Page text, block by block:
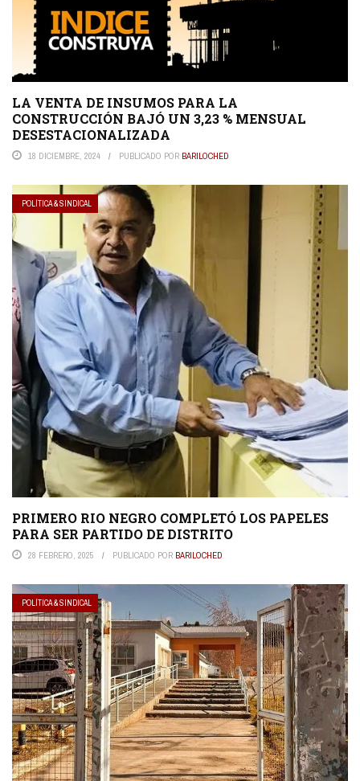
LA VENTA DE INSUMOS PARA LA
CONSTRUCCIÓN BAJÓ UN 3,23 % MENSUAL
DESESTACIONALIZADA
18 DICIEMBRE, 2024 PUBLICADO POR BARILOCHED
POLÍTICA & SINDICAL
PRIMERO RIO NEGRO COMPLETÓ LOS PAPELES
PARA SER PARTIDO DE DISTRITO
28 FEBRERO, 2025 PUBLICADO POR BARILOCHED
POLÍTICA & SINDICAL